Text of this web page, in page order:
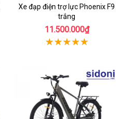
Xe đạp điện trợ lực Phoenix F9
trắng
11.500.000₫